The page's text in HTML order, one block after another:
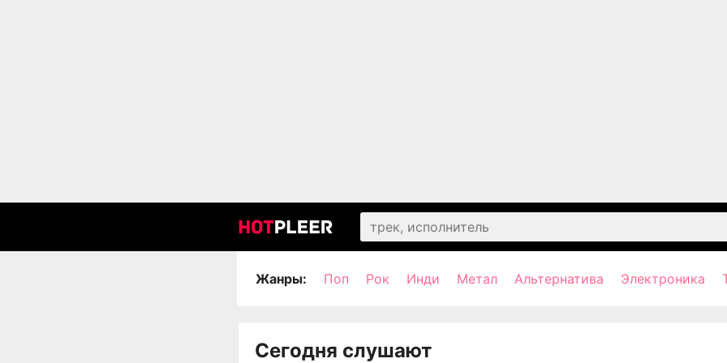
Жанры: Поп Рок Инди Метал Альтернатива Электроника
Сегодня слушают